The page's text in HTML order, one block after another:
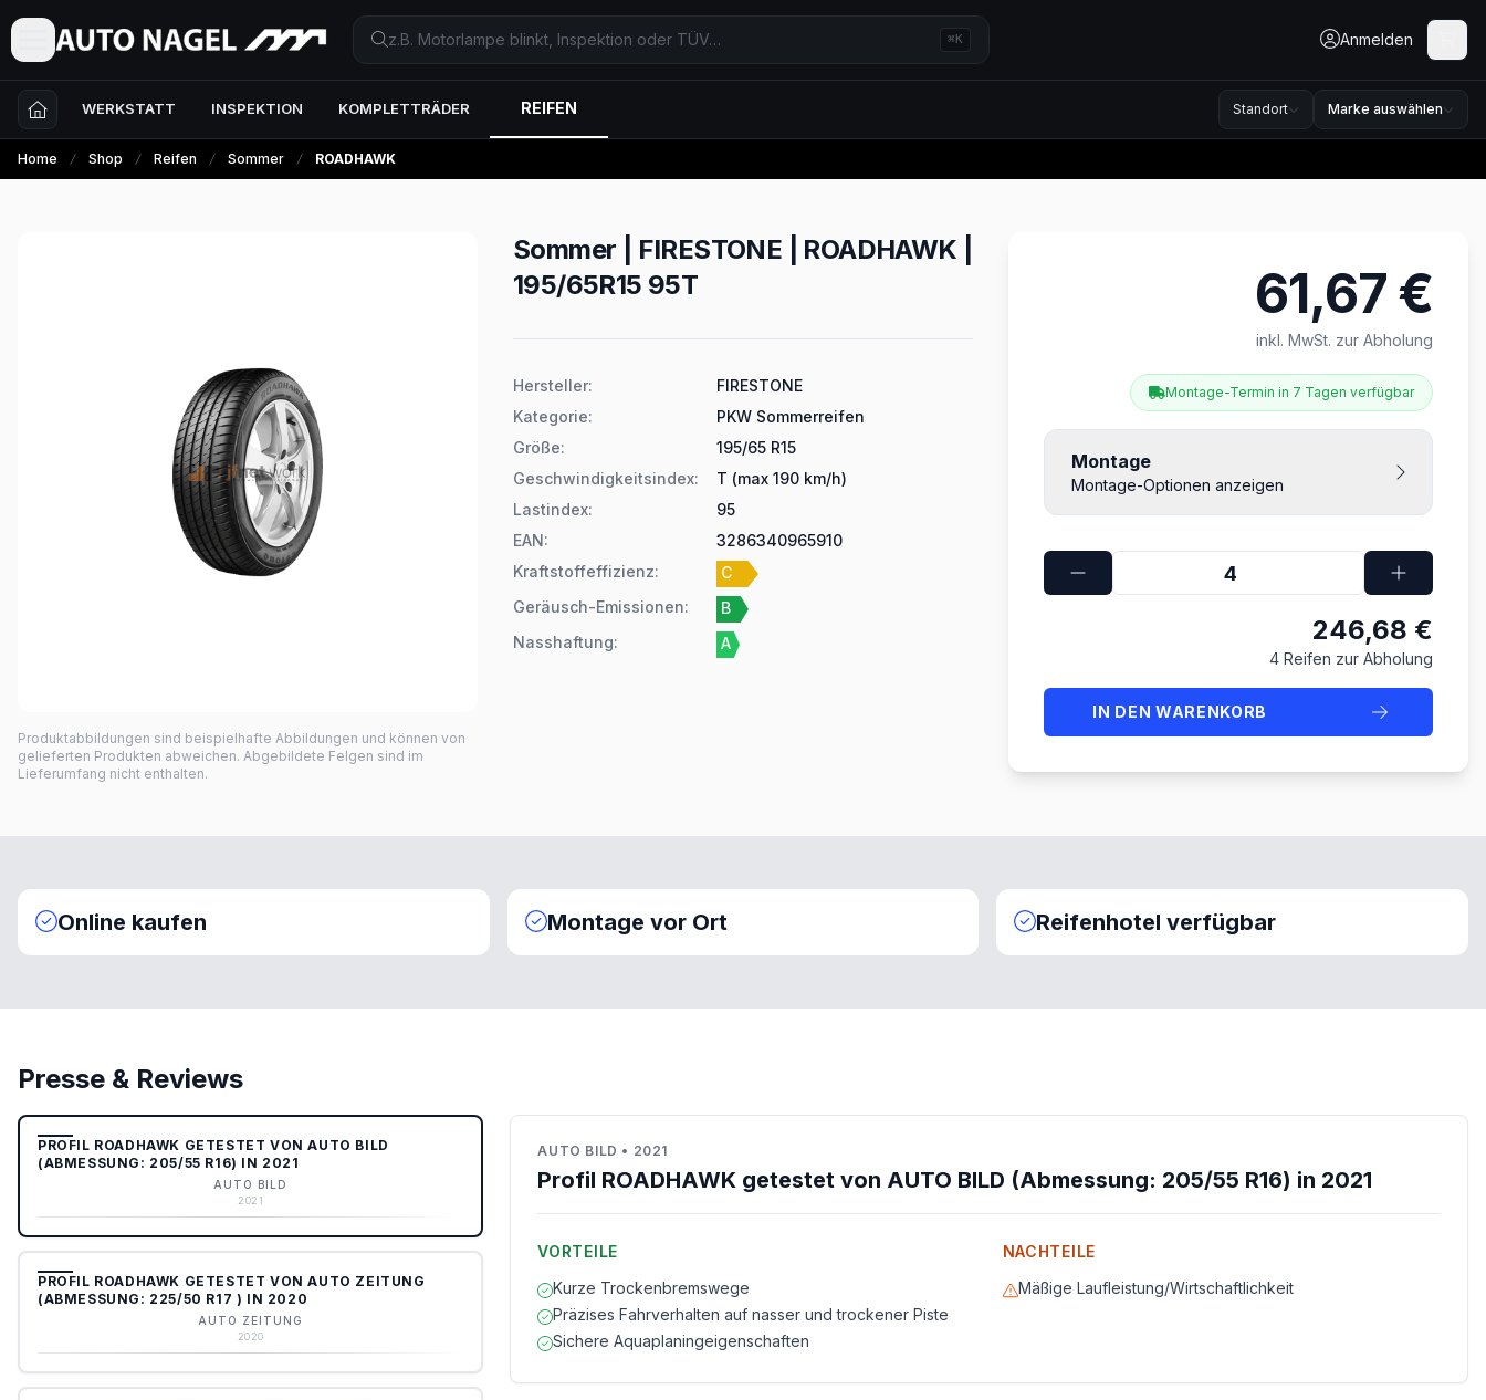
⌘K Anmelden
WERKSTATT INSPEKTION KOMPLETTRÄDER REIFEN Standort Marke auswählen
Home Shop Reifen Sommer ROADHAWK
Produktabbildungen sind beispielhafte Abbildungen und können von
gelieferten Produkten abweichen. Abgebildete Felgen sind im
Lieferumfang nicht enthalten.
Sommer | FIRESTONE | ROADHAWK |
195/65R15 95T
Hersteller:
FIRESTONE
Kategorie:
PKW Sommerreifen
Größe:
195/65 R15
Geschwindigkeitsindex:
T (max 190 km/h)
Lastindex:
95
EAN:
3286340965910
Kraftstoffeffizienz:
C
Geräusch-Emissionen:
B
Nasshaftung: A
61,67 €
inkl. MwSt. zur Abholung
Montage-Termin in 7 Tagen verfügbar
Montage
Montage-Optionen anzeigen
246,68 €
4 Reifen zur Abholung
IN DEN WARENKORB
Online kaufen Montage vor Ort Reifenhotel verfügbar
Presse & Reviews
PROFIL ROADHAWK GETESTET VON AUTO BILD
(ABMESSUNG: 205/55 R16) IN 2021
AUTO BILD
2021
PROFIL ROADHAWK GETESTET VON AUTO ZEITUNG
(ABMESSUNG: 225/50 R17 ) IN 2020
AUTO ZEITUNG
2020
AUTO BILD • 2021
Profil ROADHAWK getestet von AUTO BILD (Abmessung: 205/55 R16) in 2021
VORTEILE
Kurze Trockenbremswege
Präzises Fahrverhalten auf nasser und trockener Piste
Sichere Aquaplaningeigenschaften
NACHTEILE
Mäßige Laufleistung/Wirtschaftlichkeit